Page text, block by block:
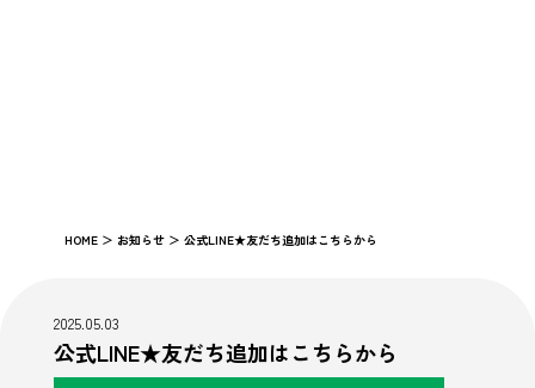
HOME＞ お知らせ＞ 公式LINE★友だち追加はこちらから
2025.05.03
公式LINE★友だち追加はこちらから